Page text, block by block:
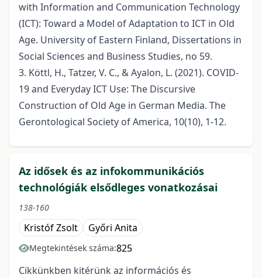
with Information and Communication Technology
(ICT): Toward a Model of Adaptation to ICT in Old
Age. University of Eastern Finland, Dissertations in
Social Sciences and Business Studies, no 59.
3. Köttl, H., Tatzer, V. C., & Ayalon, L. (2021). COVID-
19 and Everyday ICT Use: The Discursive
Construction of Old Age in German Media. The
Gerontological Society of America, 10(10), 1-12.
Az idősek és az infokommunikációs
technológiák elsődleges vonatkozásai
138-160
Kristóf Zsolt Győri Anita
Megtekintések száma:825
Cikkünkben kitérünk az információs és